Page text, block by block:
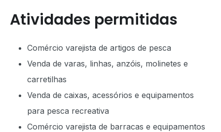
Atividades permitidas
Comércio varejista de artigos de pesca
Venda de varas, linhas, anzóis, molinetes e
carretilhas
Venda de caixas, acessórios e equipamentos
para pesca recreativa
Comércio varejista de barracas e equipamentos